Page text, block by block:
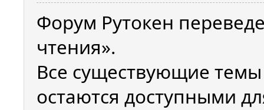
Форум Рутокен
чтения».
Все существующие
остаются доступными